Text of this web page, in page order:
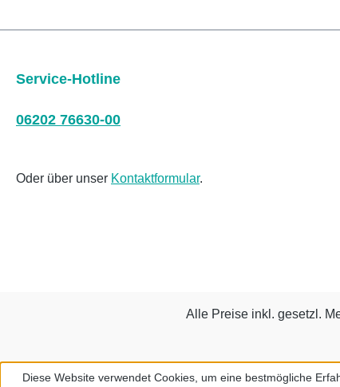
Service-Hotline
06202 76630-00
Oder über unser Kontaktformular.
Alle Preise inkl. gesetzl.
Diese Website verwendet Cookies, um eine bestmögliche